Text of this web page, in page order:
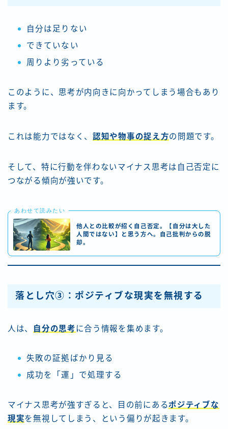
自分は足りない
できていない
周りより劣っている
このように、思考が内向きに向かってしまう場合もあり
ます。
これは能力ではなく、 認知や物事の捉え方の問題です。
そして、特に行動を伴わないマイナス思考は自己否定に
つながる傾向が強いです。
あわせて読みたい
他人との比較が招く自己否定。【自分は大した
人間ではない】と思う方へ。自己批判からの脱
却。
落とし穴③：ポジティブな現実を無視する
人は、 自分の思考 に合う情報を集めます。
失敗の証拠ばかり見る
成功を「運」で処理する
マイナス思考が強すぎると、目の前にあるポジティブな
現実を無視してしまう、という偏りが起きます。